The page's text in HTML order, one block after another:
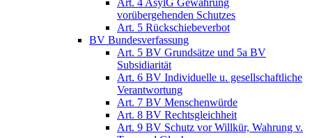
vorübergehenden Schutzes
Art. 5 Rückschiebeverbot
BV Bundesverfassung
Art. 5 BV Grundsätze und 5a BV
Subsidiarität
Art. 6 BV Individuelle u. gesellschaftliche
Verantwortung
Art. 7 BV Menschenwürde
Art. 8 BV Rechtsgleichheit
Art. 9 BV Schutz vor Willkür, Wahrung v.